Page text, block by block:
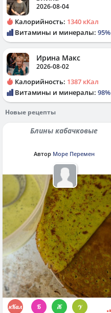
2026-08-04
Калорийность: 1340 кКал
Витамины и минералы: 95%
Ирина Макс
2026-08-02
Калорийность: 1387 кКал
Витамины и минералы: 98%
Новые рецепты
Блины кабачковые
Автор Море Перемен